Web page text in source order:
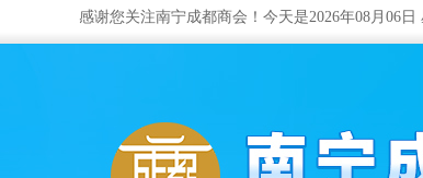
感谢您关注南宁成都商会！今天是2026年08月06日